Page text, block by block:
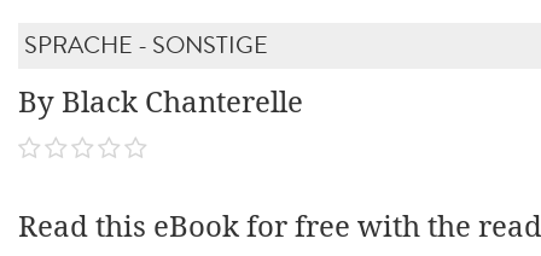
SPRACHE - SONSTIGE
By Black Chanterelle
Read this eBook for free with the